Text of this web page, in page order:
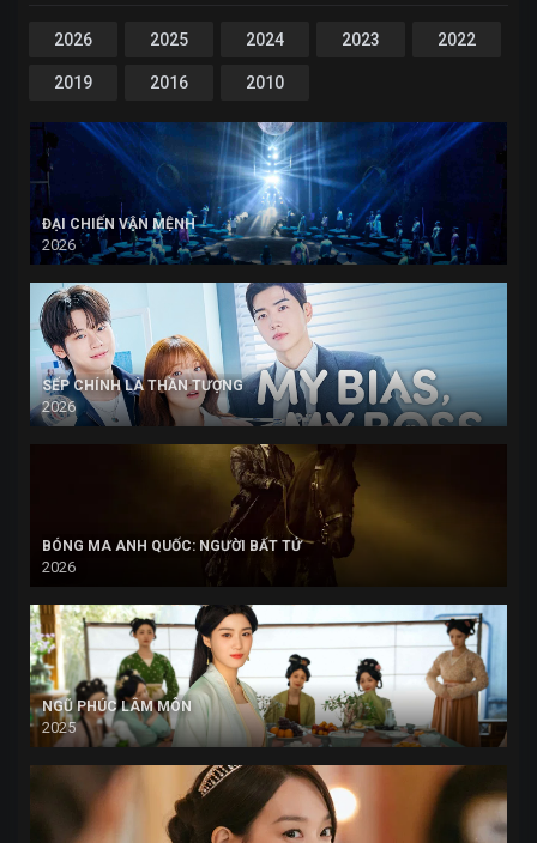
2026 2025 2024 2023 2022
2019 2016 2010
ĐẠI CHIẾN VẬN MỆNH
2026
SẾP CHÍNH LÀ THẦN TƯỢNG
2026
BÓNG MA ANH QUỐC: NGƯỜI BẤT TỬ
2026
NGŨ PHÚC LÂM MÔN
2025